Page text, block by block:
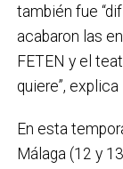
también fue
acabaron las
FETEN y el
quiere”,
En esta
Málaga (12 y